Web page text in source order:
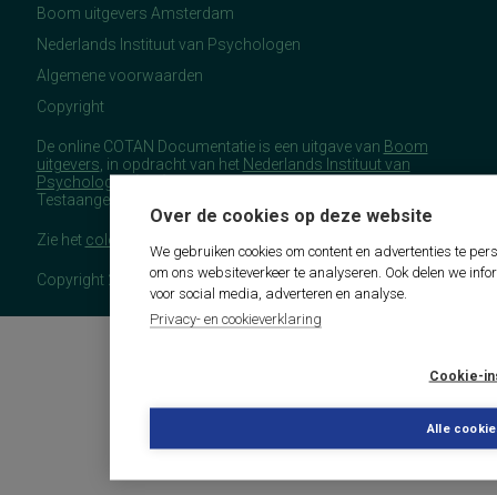
Over de cookies op deze website
We gebruiken cookies om content en advertenties te
om ons websiteverkeer te analyseren. Ook delen we
voor social media, adverteren en analyse.
Privacy- en cookieverklaring
Cookie-
Alle
Boom uitgevers Amsterdam
Nederlands Instituut van Psychologen
Algemene voorwaarden
Copyright
De online COTAN Documentatie is een uitgave van Boom
uitgevers , in opdracht van het Nederlands Instituut van
Psychologen(NIP), namens de Commissie
Testaangelegenheden Nederland (COTAN).
Zie het colofon
Copyright 2026 - COTAN Documentatie